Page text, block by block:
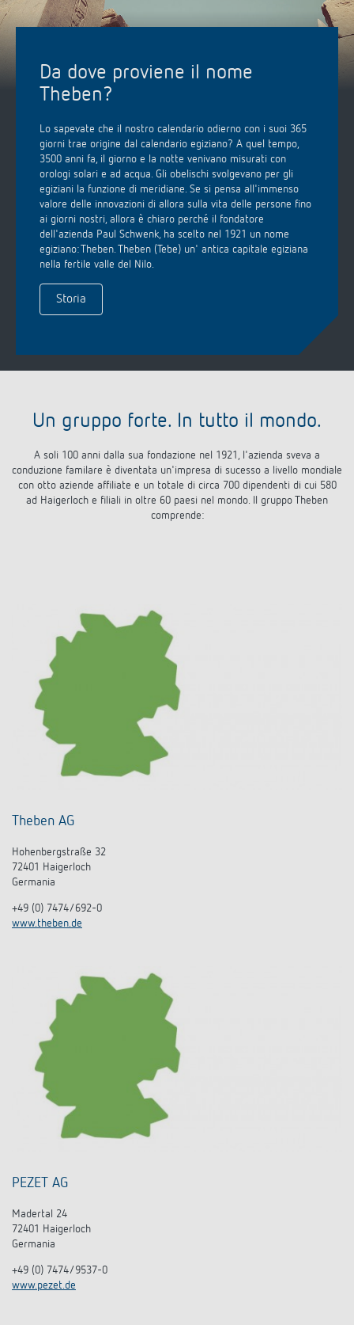
Da dove proviene il nome
Theben?
Lo sapevate che il nostro calendario odierno con i suoi 365
giorni trae origine dal calendario egiziano? A quel tempo,
3500 anni fa, il giorno e la notte venivano misurati con
orologi solari e ad acqua. Gli obelischi svolgevano per gli
egiziani la funzione di meridiane. Se si pensa all'immenso
valore delle innovazioni di allora sulla vita delle persone fino
ai giorni nostri, allora è chiaro perché il fondatore
dell'azienda Paul Schwenk, ha scelto nel 1921 un nome
egiziano: Theben. Theben (Tebe) un' antica capitale egiziana
nella fertile valle del Nilo.
Storia
Un gruppo forte. In tutto il mondo.
A soli 100 anni dalla sua fondazione nel 1921, l'azienda sveva a
conduzione familare è diventata un'impresa di sucesso a livello mondiale
con otto aziende affiliate e un totale di circa 700 dipendenti di cui 580
ad Haigerloch e filiali in oltre 60 paesi nel mondo. Il gruppo Theben
comprende:
Theben AG
Hohenbergstraße 32
72401 Haigerloch
Germania
+49 (0) 7474/692-0
www.theben.de
PEZET AG
Madertal 24
72401 Haigerloch
Germania
+49 (0) 7474/9537-0
www.pezet.de